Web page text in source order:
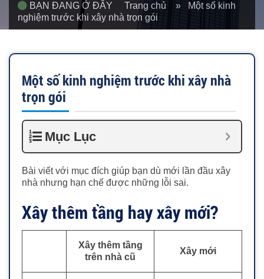
BẠN ĐANG Ở ĐÂY Trang chủ » Một số kinh
nghiệm trước khi xây nhà trọn gói
Một số kinh nghiệm trước khi xây nhà
trọn gói
Mục Lục
Bài viết với mục đích giúp bạn dù mới lần đầu xây
nhà nhưng hạn chế được những lỗi sai.
Xây thêm tầng hay xây mới?
Xây thêm tầng
trên nhà cũ
Xây mới